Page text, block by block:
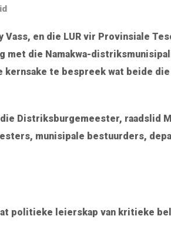
Vass, en die LUR vir Provinsiale
met die Namakwa-
kernsake te bespreek wat beide
Distriksburgemeester, raadslid
munisipale bestuurders,
politieke leierskap van kritieke